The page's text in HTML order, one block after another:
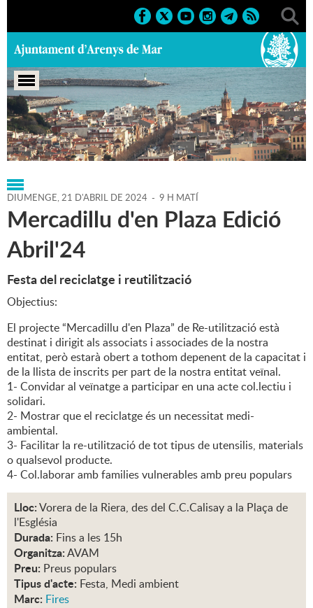
Portada > Regidories > Fires > Agenda > 21-04-2024
DIUMENGE,21 D'ABRIL DE 2024 - 9 H MATÍ
Mercadillu d'en Plaza Edició
Abril'24
Festa del reciclatge i reutilització
Objectius:
El projecte “Mercadillu d'en Plaza” de Re-utilització està
destinat i dirigit als associats i associades de la nostra
entitat, però estarà obert a tothom depenent de la capacitat i
de la llista de inscrits per part de la nostra entitat veïnal.
1- Convidar al veïnatge a participar en una acte col.lectiu i
solidari.
2- Mostrar que el reciclatge és un necessitat medi-
ambiental.
3- Facilitar la re-utilització de tot tipus de utensilis, materials
o qualsevol producte.
4- Col.laborar amb families vulnerables amb preu populars
Lloc:Vorera de la Riera, des del C.C.Calisay a la Plaça de
l'Església
Durada: Fins a les 15h
Organitza:AVAM
Preu: Preus populars
Tipus d'acte: Festa, Medi ambient
Marc: Fires